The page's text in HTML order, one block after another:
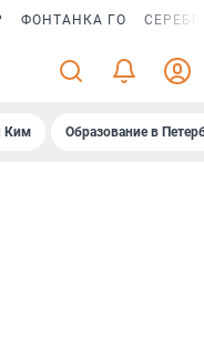
ФОНТАНКА ГО
Ким Образование в